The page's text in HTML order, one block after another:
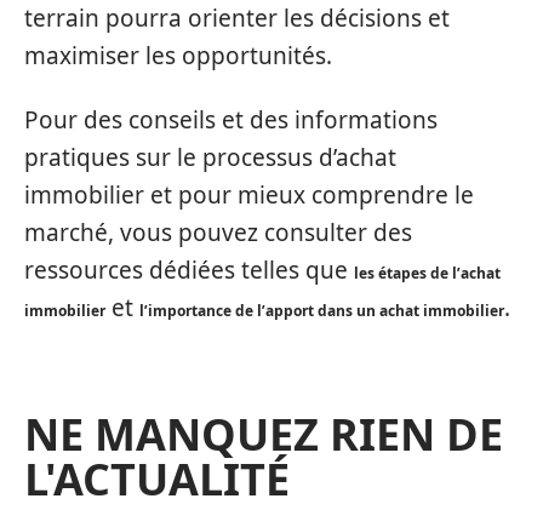
terrain pourra orienter les décisions et
maximiser les opportunités.
Pour des conseils et des informations
pratiques sur le processus d’achat
immobilier et pour mieux comprendre le
marché, vous pouvez consulter des
ressources dédiées telles que les étapes de l’achat
immobilieret l’importance de l’apport dans un achat immobilier.
NE MANQUEZ RIEN DE
L'ACTUALITÉ